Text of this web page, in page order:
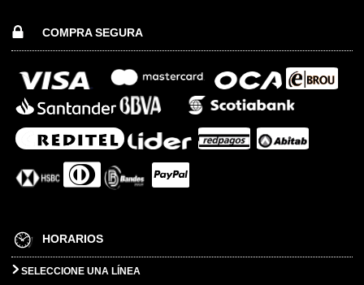
COMPRA SEGURA
HORARIOS
SELECCIONE UNA LÍNEA